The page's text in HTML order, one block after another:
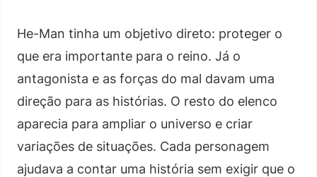
He-Man tinha um objetivo direto: proteger o
que era importante para o reino. Já o
antagonista e as forças do mal davam uma
direção para as histórias. O resto do elenco
aparecia para ampliar o universo e criar
variações de situações. Cada personagem
ajudava a contar uma história sem exigir que o